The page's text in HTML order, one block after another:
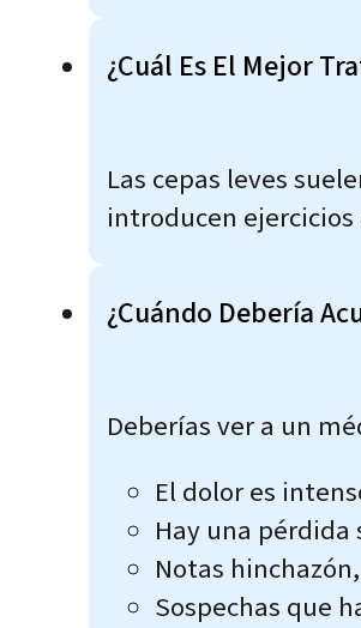
¿Cuál Es El Mejor
Las cepas leves
introducen
¿Cuándo Debería
Deberías ver a un
El dolor es
Hay una
Notas
Sospechas que